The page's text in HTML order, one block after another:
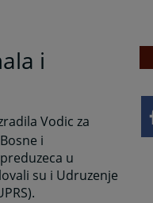
i
Vodic za
i
u
su i Udruzenje